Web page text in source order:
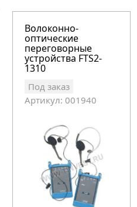
Волоконно-
оптические
переговорные
устройства FTS2-
1310
Под заказ
Артикул: 001940